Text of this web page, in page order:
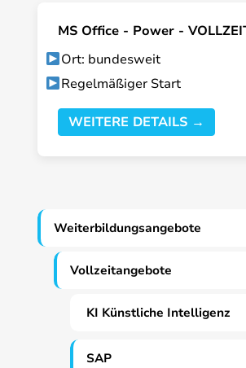
MS Office - Power -
Ort: bundesweit
Regelmäßiger Start
WEITERE DETAILS →
Weiterbildungsangebote
Vollzeitangebote
KI Künstliche Intelligenz
SAP